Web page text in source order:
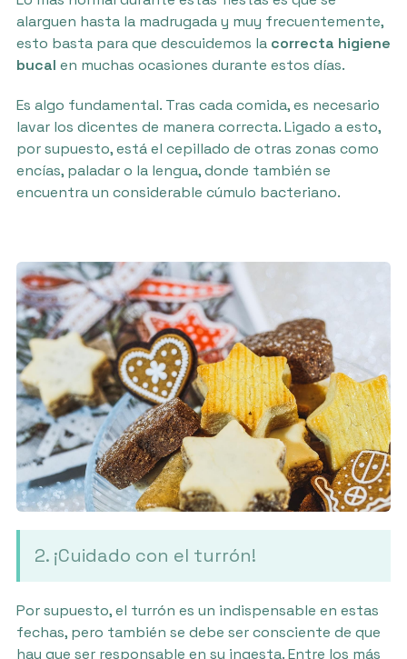
alarguen hasta la madrugada y muy frecuentemente,
esto basta para que descuidemos lacorrecta higiene
bucal en muchas ocasiones durante estos días.
Es algo fundamental. Tras cada comida, es necesario
lavar los dicentes de manera correcta. Ligado a esto,
por supuesto, está el cepillado de otras zonas como
encías, paladar o la lengua, donde también se
encuentra un considerable cúmulo bacteriano.
2. ¡Cuidado con el turrón!
Por supuesto, el turrón es un indispensable en estas
fechas, pero también se debe ser consciente de que
hay que ser responsable en su ingesta. Entre los más